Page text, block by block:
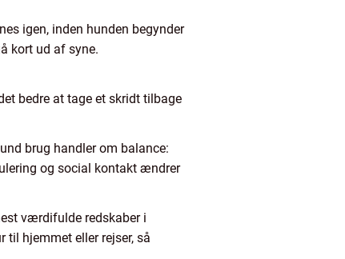
igen, inden hunden begynder
kort ud af syne.
bedre at tage et skridt tilbage
brug handler om balance:
og social kontakt ændrer
værdifulde redskaber i
hjemmet eller rejser, så